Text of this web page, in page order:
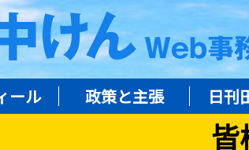
ール
政策と主張 日刊